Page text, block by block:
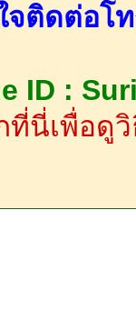
จติดต่อโ
ID :
ที่นี่เพื่อดูวิ